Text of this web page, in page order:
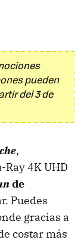
pueden
del 3 de
,
Ray 4K UHD
de
Puedes
gracias a
costar más